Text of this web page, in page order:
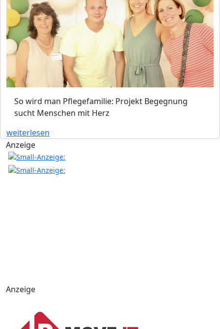
So wird man Pflegefamilie: Projekt Begegnung
sucht Menschen mit Herz
weiterlesen
Anzeige
Anzeige